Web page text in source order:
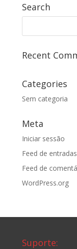
Search
Recent
Categories
Sem categoria
Meta
Iniciar sessão
Feed de entradas
Feed de
WordPress.org
Suporte: